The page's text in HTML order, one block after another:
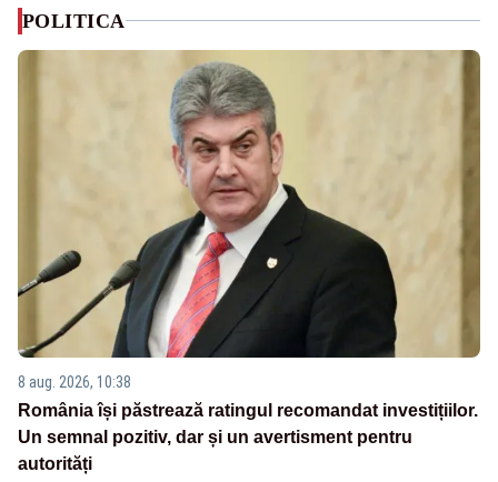
POLITICA
8 aug. 2026, 10:38
România își păstrează ratingul recomandat investițiilor.
Un semnal pozitiv, dar și un avertisment pentru
autorități